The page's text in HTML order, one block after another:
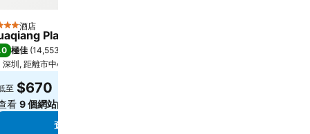
級 酒店
Plaza Hotel
極佳 (14,553 筆評分
深圳, 距離市中心 3.0 公里
至 $670
看 9 個網站的價格
查看價格